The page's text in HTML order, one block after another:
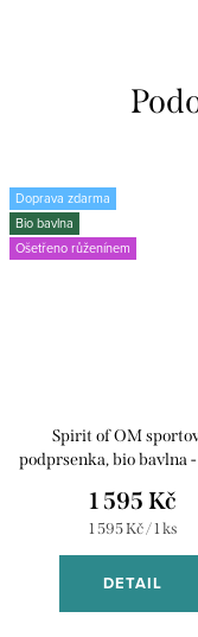
Doprava zdarma
Bio bavlna
Ošetřeno růženínem
Spirit of OM
podprsenka, bio bavlna
1 595 Kč
Měrná
cena:
1 595 Kč / 1 ks
DETAIL